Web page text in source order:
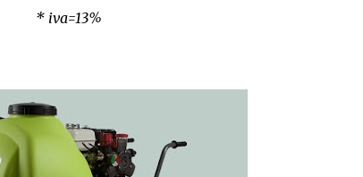
* iva=13%